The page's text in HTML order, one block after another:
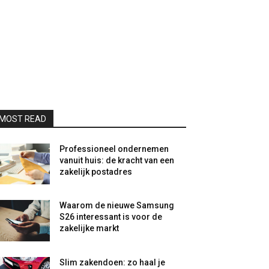
READ
Professioneel ondernemen
vanuit huis: de kracht van een
zakelijk postadres
Waarom de nieuwe Samsung
S26 interessant is voor de
zakelijke markt
Slim zakendoen: zo haal je